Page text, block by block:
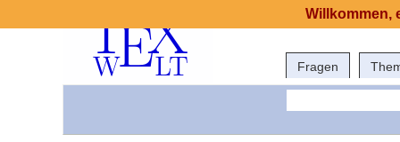
Fragen
Willkommen,